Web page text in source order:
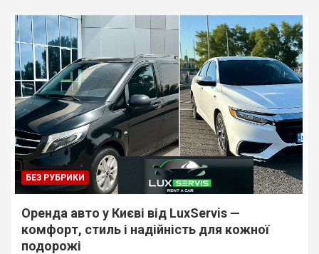
БЕЗ РУБРИКИ
Оренда авто у Києві від LuxServis —
комфорт, стиль і надійність для кожної
подорожі